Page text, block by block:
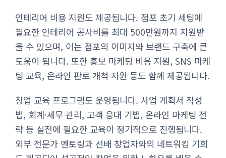
인테리어 비용 지원도 제공됩니다. 점포 초기 세팅에
필요한 인테리어 공사비를 최대 500만원까지 지원받
을 수 있으며, 이는 점포의 이미지와 브랜드 구축에 큰
도움이 됩니다. 또한 홍보 마케팅 비용 지원, SNS 마케
팅 교육, 온라인 판로 개척 지원 등도 함께 제공됩니다.
창업 교육 프로그램도 운영됩니다. 사업 계획서 작성
법, 회계·세무 관리, 고객 응대 기법, 온라인 마케팅 전
략 등 실전에 필요한 교육이 정기적으로 진행됩니다.
외부 전문가 멘토링과 선배 창업자와의 네트워킹 기회